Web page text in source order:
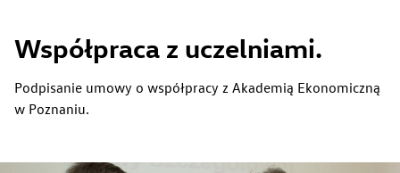
Współpraca z uczelniami.
Podpisanie umowy o współpracy z Akademią Ekonomiczną
w Poznaniu.